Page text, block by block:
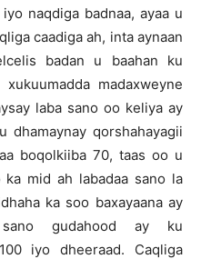
naqdiga badnaa, ayaa u
caadiga ah, inta aynaan
badan u baahan ku
madaxweyne
laba sano oo keliya ay
dhamaynay qorshahayagii
boqolkiiba 70, taas oo u
mid ah labadaa sano la
ka soo baxayaana ay
gudahood ay ku
iyo dheeraad. Caqliga